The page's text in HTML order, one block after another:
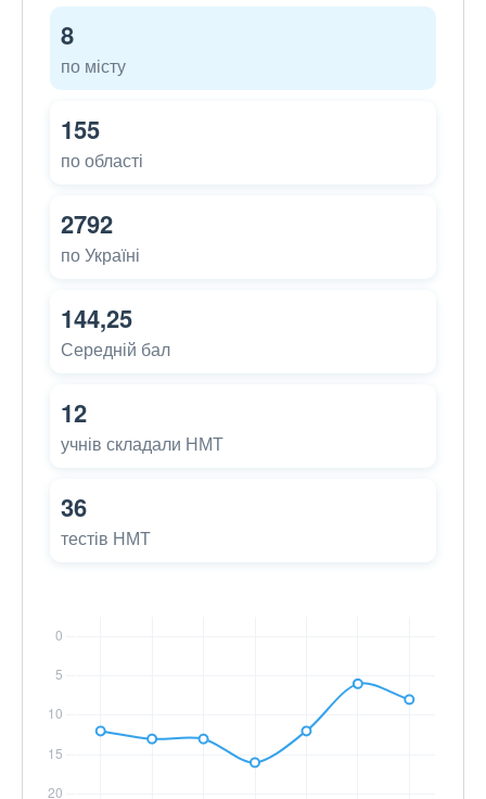
8
по місту
155
по області
2792
по Україні
144,25
Середній бал
12
учнів складали НМТ
36
тестів НМТ